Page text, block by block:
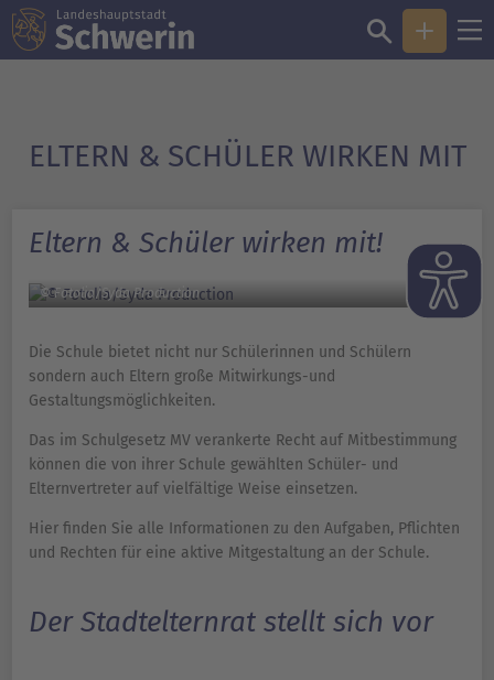
ELTERN & SCHÜLER WIRKEN MIT
Eltern & Schüler wirken mit!
© Fotolia/Syda Production
Die Schule bietet nicht nur Schülerinnen und Schülern
sondern auch Eltern große Mitwirkungs-und
Gestaltungsmöglichkeiten.
Das im Schulgesetz MV verankerte Recht auf Mitbestimmung
können die von ihrer Schule gewählten Schüler- und
Elternvertreter auf vielfältige Weise einsetzen.
Hier finden Sie alle Informationen zu den Aufgaben, Pflichten
und Rechten für eine aktive Mitgestaltung an der Schule.
Der Stadtelternrat stellt sich vor